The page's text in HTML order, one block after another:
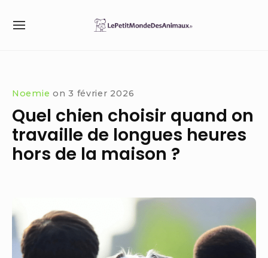
SITE
Noemie on 3 février 2026
Quel chien choisir quand on
travaille de longues heures
hors de la maison ?